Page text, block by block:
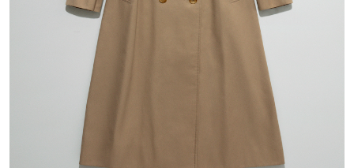
#LIFESTYLE #OUTDOOR